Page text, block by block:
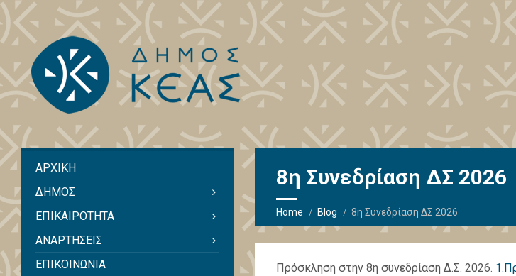
8η Συνεδρίαση ΔΣ 2026
Home Blog 8η Συνεδρίαση ΔΣ 2026
Πρόσκληση στην 8η συνεδρίαση Δ.Σ. 2026.
ΑΡΧΙΚΗ
ΔΗΜΟΣ
ΕΠΙΚΑΙΡΟΤΗΤΑ
ΑΝΑΡΤΗΣΕΙΣ
ΕΠΙΚΟΙΝΩΝΙΑ